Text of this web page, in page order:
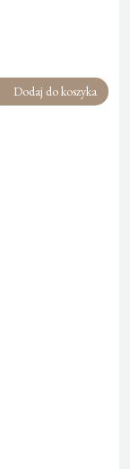
Dodaj do koszyka